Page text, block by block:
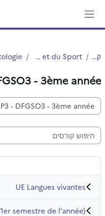
קורסים UFR3S - Sciences de Santé et du Sport
- 3ème année
קטגוריות קורסים
חיפוש קורסים
UE Langues vivantes
semestre de l'année)